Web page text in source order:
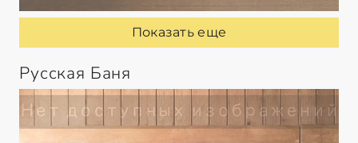
Показать еще
Русская Баня